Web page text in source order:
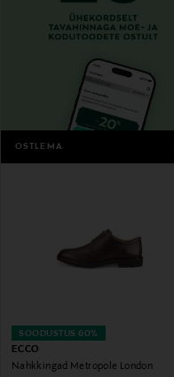
OSTLEMA
SOODUSTUS 60%
ECCO
Nahkkingad Metropole London